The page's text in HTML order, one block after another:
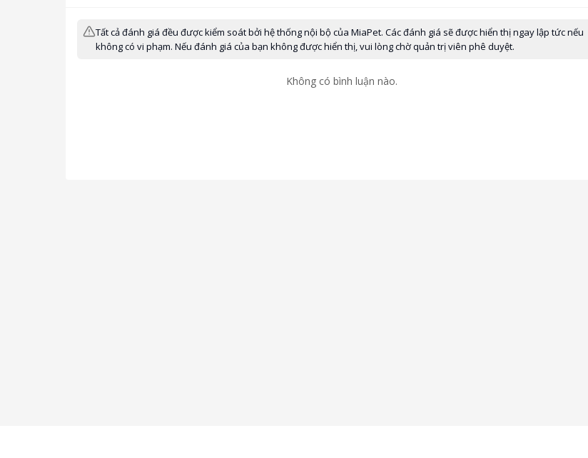
Tất cả đánh giá đều được kiểm soát bởi hệ thống nội bộ của MiaPet. Các đánh giá sẽ được hiển thị ngay lập tức nếu
không có vi phạm. Nếu đánh giá của bạn không được hiển thị, vui lòng chờ quản trị viên phê duyệt.
Không có bình luận nào.